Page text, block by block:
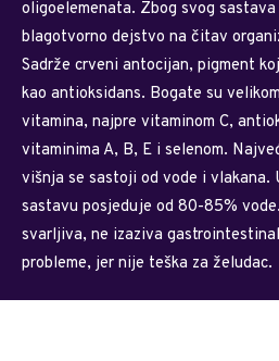
oligoelemenata. Zbog svog sastava
blagotvorno dejstvo na čitav
Sadrže crveni antocijan, pigment
kao antioksidans. Bogate su
vitamina, najpre vitaminom C,
vitaminima A, B, E i selenom.
višnja se sastoji od vode i vlakana.
sastavu posjeduje od 80-85%
svarljiva, ne izaziva
probleme, jer nije teška za želudac.